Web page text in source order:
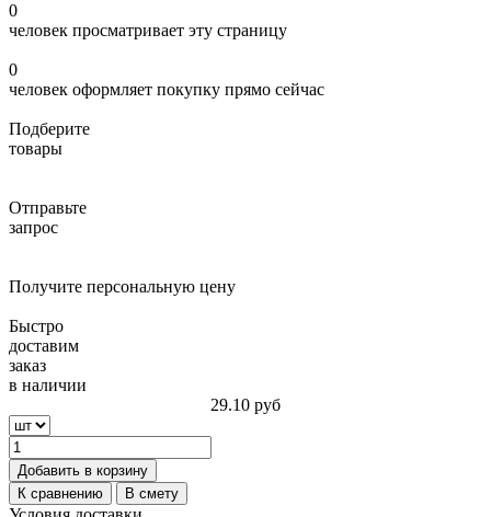
0
человек просматривает эту страницу
0
человек оформляет покупку прямо сейчас
Подберите
товары
Отправьте
запрос
Получите персональную цену
Быстро
доставим
заказ
в наличии
29.10 руб
Добавить в корзину
К сравнению
В смету